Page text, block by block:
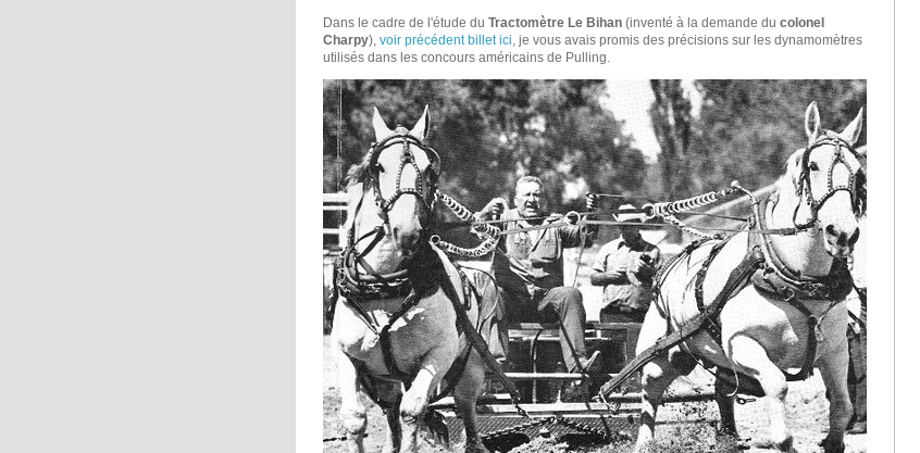
Dans le cadre de l'étude du Tractomètre Le Bihan (inventé à la demande du colonel
Charpy), voir précédent billet ici, je vous avais promis des précisions sur les dynamomètres
utilisés dans les concours américains de Pulling.